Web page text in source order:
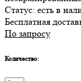
Статус: есть в
Бесплатная
По запросу
Количество: